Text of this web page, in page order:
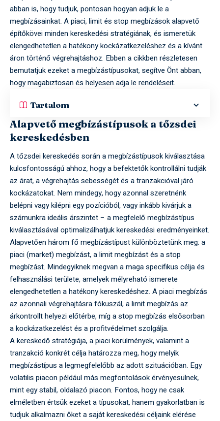
abban is, hogy tudjuk, pontosan hogyan adjuk le a
megbízásainkat. A piaci, limit és stop megbízások alapvető
építőkövei minden kereskedési stratégiának, és ismeretük
elengedhetetlen a hatékony kockázatkezeléshez és a kívánt
áron történő végrehajtáshoz. Ebben a cikkben részletesen
bemutatjuk ezeket a megbízástípusokat, segítve Önt abban,
hogy magabiztosan és helyesen adja le rendeléseit.
Tartalom
Alapvető megbízástípusok a tőzsdei
kereskedésben
A tőzsdei kereskedés során a megbízástípusok kiválasztása
kulcsfontosságú ahhoz, hogy a befektetők kontrollálni tudják
az árat, a végrehajtás sebességét és a tranzakcióval járó
kockázatokat. Nem mindegy, hogy azonnal szeretnénk
belépni vagy kilépni egy pozícióból, vagy inkább kivárjuk a
számunkra ideális árszintet – a megfelelő megbízástípus
kiválasztásával optimalizálhatjuk kereskedési eredményeinket.
Alapvetően három fő megbízástípust különböztetünk meg: a
piaci (market) megbízást, a limit megbízást és a stop
megbízást. Mindegyiknek megvan a maga specifikus célja és
felhasználási területe, amelyek mélyreható ismerete
elengedhetetlen a hatékony kereskedéshez. A piaci megbízás
az azonnali végrehajtásra fókuszál, a limit megbízás az
árkontrollt helyezi előtérbe, míg a stop megbízás elsősorban
a kockázatkezelést és a profitvédelmet szolgálja.
A kereskedő stratégiája, a piaci körülmények, valamint a
tranzakció konkrét célja határozza meg, hogy melyik
megbízástípus a legmegfelelőbb az adott szituációban. Egy
volatilis piacon például más megfontolások érvényesülnek,
mint egy stabil, oldalazó piacon. Fontos, hogy ne csak
elméletben értsük ezeket a típusokat, hanem gyakorlatban is
tudjuk alkalmazni őket a saját kereskedési céljaink elérése